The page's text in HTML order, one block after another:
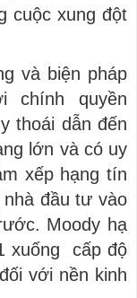
cuộc xung đột
và biện pháp
chính quyền
thoái dẫn đến
lớn và có uy
xếp hạng tín
đầu tư vào
Moody hạ
xuống cấp độ
với nền kinh